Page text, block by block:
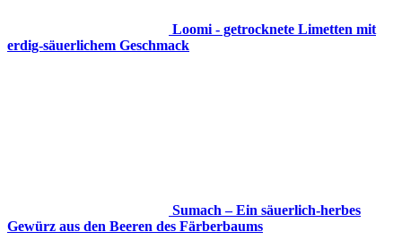
Loomi - getrocknete Limetten mit
erdig-säuerlichem Geschmack
Sumach – Ein säuerlich-herbes
Gewürz aus den Beeren des Färberbaums